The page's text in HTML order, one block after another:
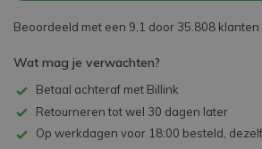
Beoordeeld met een 9,1 door 35.808 klanten
Wat mag je verwachten?
Betaal achteraf met Billink
Retourneren tot wel 30 dagen later
Op werkdagen voor 18:00 besteld,